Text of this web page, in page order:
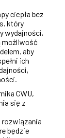
ciepła bez
który
wydajności,
możliwość
aby
ich
CWU,
się z
rozwiązania
będzie